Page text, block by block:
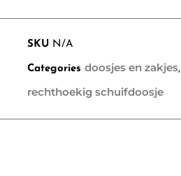
SKU N/A
Categories doosjes en zakjes,
rechthoekig schuifdoosje